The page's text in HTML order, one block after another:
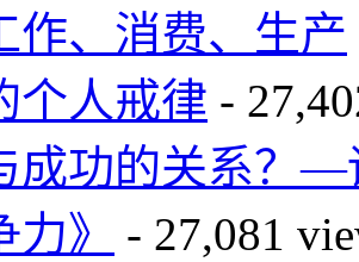
作、消费、生产
个人戒律 -
成功的关系？—
》
- 27,081